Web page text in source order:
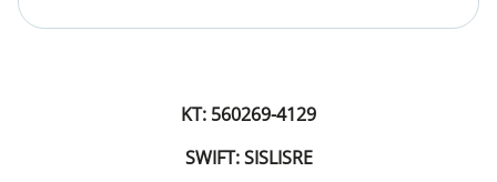
KT: 560269-4129
SWIFT: SISLISRE